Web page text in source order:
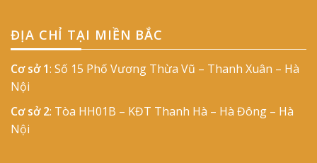
ĐỊA CHỈ TẠI MIỀN BẮC
Cơ sở 1: Số 15 Phố Vương Thừa Vũ – Thanh Xuân – Hà
Nội
Cơ sở 2: Tòa HH01B – KĐT Thanh Hà – Hà Đông – Hà
Nội